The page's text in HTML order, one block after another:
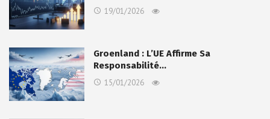
19/01/2026
Groenland : L’UE Affirme Sa
Responsabilité…
15/01/2026